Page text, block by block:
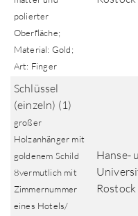
polierter
Oberfläche;
Material: Gold;
Art: Finger
Schlüssel
(einzeln) (1)
großer
Holzanhänger mit
goldenem Schild
8vermutlich mit
Zimmernummer
eines Hotels/
Hanse-
Rostock